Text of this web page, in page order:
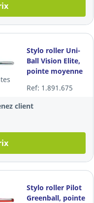
Stylo roller Uni-
Ball Vision Elite,
pointe moyenne
liquide bleue
Ref: 1.891.675
client
Stylo roller Pilot
Greenball, pointe